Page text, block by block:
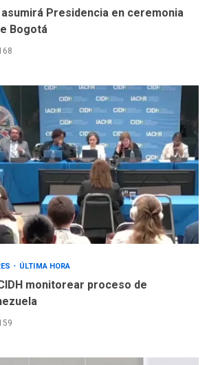
asumirá Presidencia en ceremonia
Bogotá
ÚLTIMA HORA
monitorear proceso de